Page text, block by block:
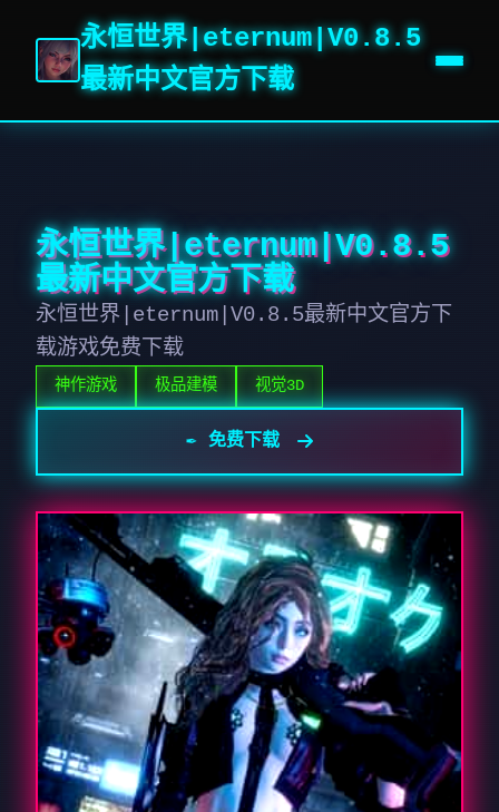
永恒世界|eternum|V0.8.5
最新中文官方下载
永恒世界|eternum|V0.8.5
最新中文官方下载
永恒世界|eternum|V0.8.5最新中文官方下
载游戏免费下载
神作游戏 极品建模 视觉3D
✒️ 免费下载